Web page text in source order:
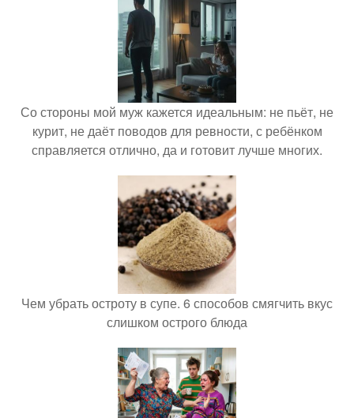
Со стороны мой муж кажется идеальным: не пьёт, не
курит, не даёт поводов для ревности, с ребёнком
справляется отлично, да и готовит лучше многих.
Чем убрать остроту в супе. 6 способов смягчить вкус
слишком острого блюда